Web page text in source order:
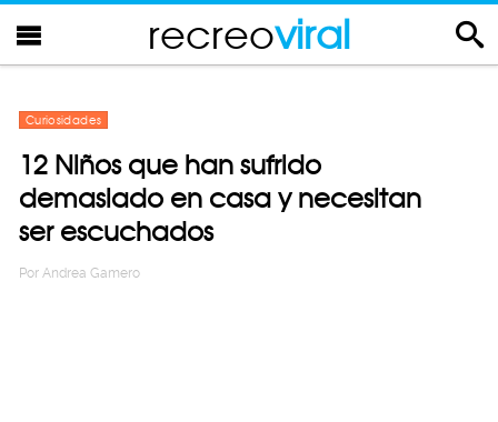
recreoviral
Curiosidades
12 Niños que han sufrido
demasiado en casa y necesitan
ser escuchados
Por Andrea Gamero